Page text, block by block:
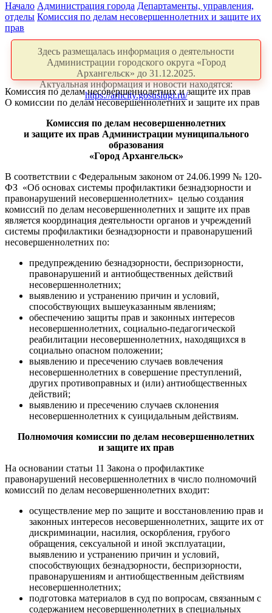
Начало Администрация города Департаменты, управления,
отделы Комиссия по делам несовершеннолетних и защите их
прав
Здесь размещалась информация о деятельности
Администрации городского округа «Город
Архангельск» до 31.12.2025.
Актуальная информация и новости находятся:
https://arhcity.gosuslugi.ru/
Комиссия по делам несовершеннолетних и защите их прав
О комиссии по делам несовершеннолетних и защите их прав
Комиссия по делам несовершеннолетних
и защите их прав Администрации муниципального
образования
«Город Архангельск»
В соответствии с Федеральным законом от 24.06.1999 № 120-
ФЗ «Об основах системы профилактики безнадзорности и
правонарушений несовершеннолетних» целью создания
комиссий по делам несовершеннолетних и защите их прав
является координация деятельности органов и учреждений
системы профилактики безнадзорности и правонарушений
несовершеннолетних по:
предупреждению безнадзорности, беспризорности,
правонарушений и антиобщественных действий
несовершеннолетних;
выявлению и устранению причин и условий,
способствующих вышеуказанным явлениям;
обеспечению защиты прав и законных интересов
несовершеннолетних, социально-педагогической
реабилитации несовершеннолетних, находящихся в
социально опасном положении;
выявлению и пресечению случаев вовлечения
несовершеннолетних в совершение преступлений,
других противоправных и (или) антиобщественных
действий;
выявлению и пресечению случаев склонения
несовершеннолетних к суицидальным действиям.
Полномочия комиссии по делам несовершеннолетних
и защите их прав
На основании статьи 11 Закона о профилактике
правонарушений несовершеннолетних в число полномочий
комиссий по делам несовершеннолетних входит:
осуществление мер по защите и восстановлению прав и
законных интересов несовершеннолетних, защите их от
дискриминации, насилия, оскорбления, грубого
обращения, сексуальной и иной эксплуатации,
выявлению и устранению причин и условий,
способствующих безнадзорности, беспризорности,
правонарушениям и антиобщественным действиям
несовершеннолетних;
подготовка материалов в суд по вопросам, связанным с
содержанием несовершеннолетних в специальных